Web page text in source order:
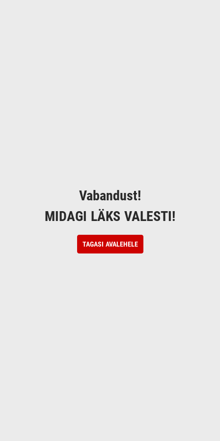
Vabandust!
MIDAGI LÄKS VALESTI!
TAGASI AVALEHELE